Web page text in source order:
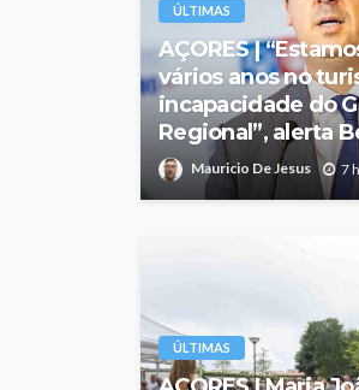
ÚLTIMAS
AÇORES |
vários anos no
incapacidade do
Regional”, alerta
Mauricio De Jesus 7
ÚLTIMAS